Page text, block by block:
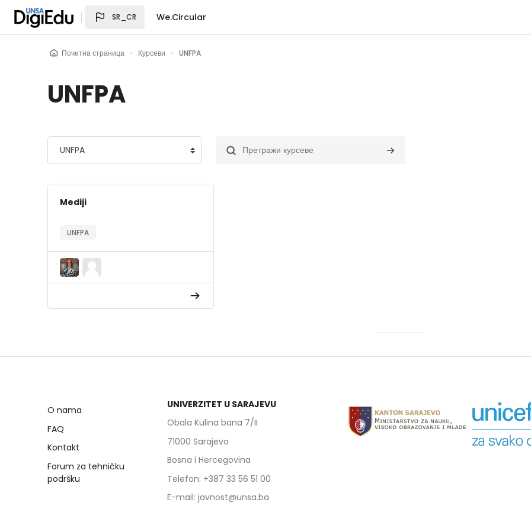
Иди на главни садржај
SR_CR We.Circular
Почетна страница Курсеви UNFPA
UNFPA
Категорије курсева Претражи курсеве Претражи курсеве
Mediji
UNFPA
O nama
FAQ
Kontakt
Forum za tehničku
podršku
UNIVERZITET U SARAJEVU
Obala Kulina bana 7/II
71000 Sarajevo
Bosna i Hercegovina
Telefon: +387 33 56 51 00
E-mail: javnost@unsa.ba